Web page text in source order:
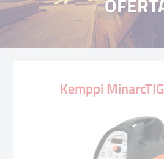
Kemppi